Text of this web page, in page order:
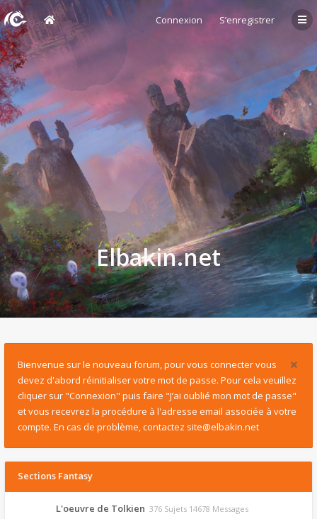
Connexion S’enregistrer
Elbakin.net
Bienvenue sur le nouveau forum, pour vous connecter vous
devez d'abord réinitialiser votre mot de passe. Pour cela veuillez
cliquer sur "Connexion" puis faire "J’ai oublié mon mot de passe"
et vous recevrez la procédure à l'adresse email associée à votre
compte. En cas de problème, contactez site@elbakin.net
Sections Fantasy
L'oeuvre de Tolkien 376 Sujets 14678 Messages